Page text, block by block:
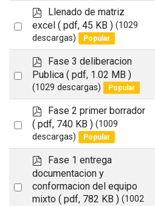
Select
p
d
f
Llenado de matriz
excel ( pdf, 45 KB ) (1029
descargas)
Popular
Select
p
d
f
Fase 3 deliberacion
Publica ( pdf, 1.02 MB )
(1029 descargas) Popular
Select
p
d
f
Fase 2 primer borrador
( pdf, 740 KB ) (1009
descargas)
Popular
Select
p
d
f
Fase 1 entrega
documentacion y
conformacion del equipo
mixto ( pdf, 782 KB ) (1002